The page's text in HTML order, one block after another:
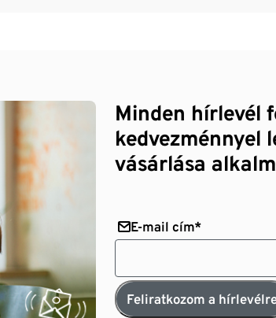
Minden hírlevél
kedvezménnyel
vásárlása
E-mail cím*
Feliratkozom a